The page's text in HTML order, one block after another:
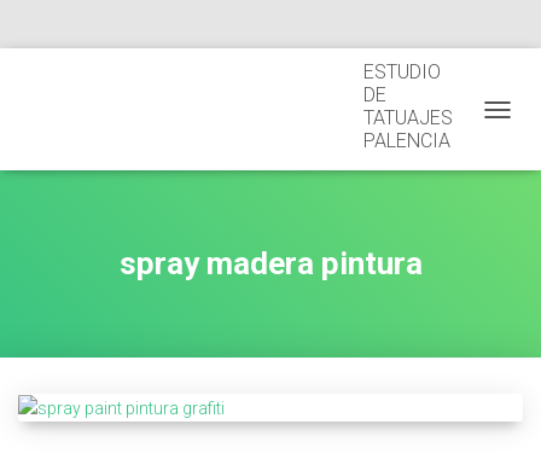
AVISO LEGAL
ESTUDIO
DE
TATUAJES
PALENCIA
spray madera pintura